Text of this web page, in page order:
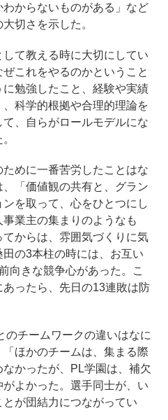
わからないものがある」など
切さを示した。
て教える時に大切にしてい
これをやるのかということ
勉強したこと、経験や実績
科学的根拠や合理的理論を
、自らがロールモデルにな
めに一番苦労したことはな
「価値観の共有と、グラン
を取って、心をひとつにし
業主の集まりのようなも
からは、雰囲気づくりに気
の3本柱の時には、お互い
向きな競争心があった。こ
ったら、先日の13連敗は防
チームワークの違いはなに
ほかのチームは、集まる際
かったが、PL学園は、補欠
よかった。選手同士が、い
が団結力につながってい